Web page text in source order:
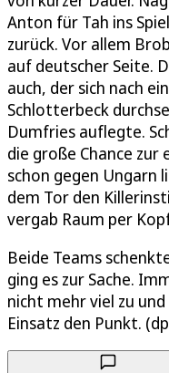
Anton für Tah ins
zurück. Vor allem
auf deutscher Seite.
auch, der sich nach
Schlotterbeck
Dumfries auflegte.
die große Chance zur
schon gegen Ungarn
dem Tor den
vergab Raum per
Beide Teams
ging es zur Sache.
nicht mehr viel zu
Einsatz den Punkt.